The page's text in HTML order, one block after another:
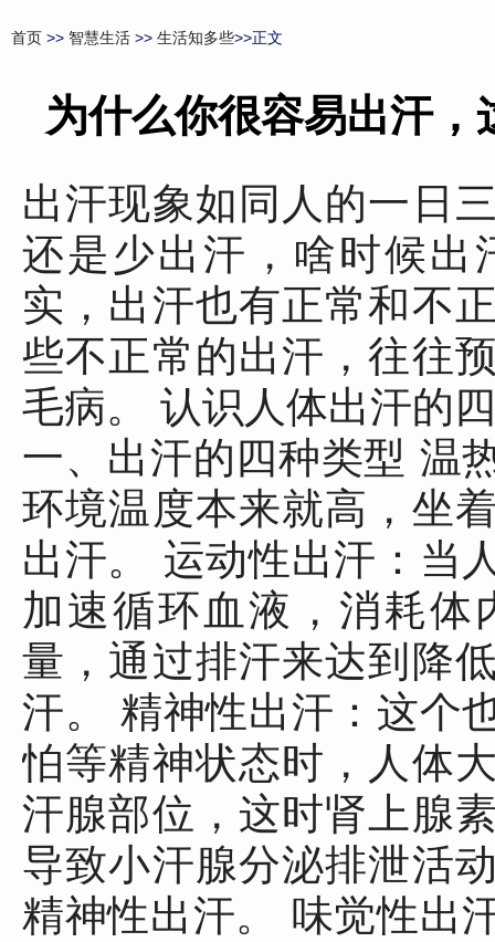
首页 >> 智慧生活 >> 生活知多些>>正文
为什么你很容易出汗
出汗现象如同人的一日
还是少出汗，啥时候出
实，出汗也有正常和不
些不正常的出汗，往往
毛病。 认识人体出汗的
一、出汗的四种类型 温
环境温度本来就高，坐
出汗。 运动性出汗：当
加速循环血液，消耗体
量，通过排汗来达到降
汗。 精神性出汗：这个
怕等精神状态时，人体
汗腺部位，这时肾上腺
导致小汗腺分泌排泄活
精神性出汗。 味觉性出